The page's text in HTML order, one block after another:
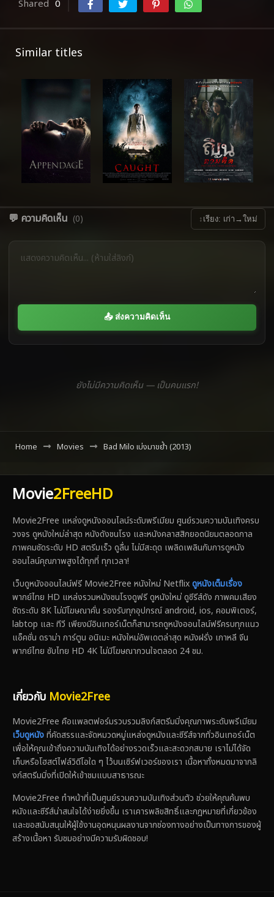
Shared 0
Similar titles
💬 ความคิดเห็น (0) ↕ เรียง: เก่า→ใหม่
📤 ส่งความคิดเห็น
ยังไม่มีความคิดเห็น — เป็นคนแรก!
Home Movies Bad Milo เบ่งมาขย้ำ (2013)
Movie2FreeHD
Movie2Free แหล่งดูหนังออนไลน์ระดับพรีเมียม ศูนย์รวมความบันเทิงครบ
วงจร ดูหนังใหม่ล่าสุด หนังดังชนโรง และหนังคลาสสิกยอดนิยมตลอดกาล
ภาพคมชัดระดับ HD สตรีมเร็ว ดูลื่น ไม่มีสะดุด เพลิดเพลินกับการดูหนัง
ออนไลน์คุณภาพสูงได้ทุกที่ ทุกเวลา!
เว็บดูหนังออนไลน์ฟรี Movie2Free หนังใหม่ Netflixดูหนังเต็มเรื่อง
พากย์ไทย HD แหล่งรวมหนังชนโรงดูฟรี ดูหนังใหม่ ดูซีรีส์ดัง ภาพคมเสียง
ชัดระดับ 8K ไม่มีโฆษณาคั่น รองรับทุกอุปกรณ์ android, ios, คอมพิเตอร์,
labtop และ ทีวี เพียงมีอินเทอร์เน็ตก็สามารถดูหนังออนไลน์ฟรีครบทุกแนว
แอ็คชั่น ดราม่า การ์ตูน อนิเมะ หนังใหม่อัพเดตล่าสุด หนังฝรั่ง เกาหลี จีน
พากย์ไทย ซับไทย HD 4K ไม่มีโฆษณากวนใจตลอด 24 ชม.
เกี่ยวกับ Movie2Free
Movie2Free คือแพลตฟอร์มรวบรวมลิงก์สตรีมมิ่งคุณภาพระดับพรีเมียม
เว็บดูหนังที่คัดสรรและจัดหมวดหมู่แหล่งดูหนังและซีรีส์จากทั่วอินเทอร์เน็ต
เพื่อให้คุณเข้าถึงความบันเทิงได้อย่างรวดเร็วและสะดวกสบาย เราไม่ได้จัด
เก็บหรือโฮสต์ไฟล์วิดีโอใด ๆ ไว้บนเซิร์ฟเวอร์ของเรา เนื้อหาทั้งหมดมาจากลิ
งก์สตรีมมิ่งที่เปิดให้เข้าชมแบบสาธารณะ
Movie2Free ทำหน้าที่เป็นศูนย์รวมความบันเทิงส่วนตัว ช่วยให้คุณค้นพบ
หนังและซีรีส์น่าสนใจได้ง่ายยิ่งขึ้น เราเคารพลิขสิทธิ์และกฎหมายที่เกี่ยวข้อง
และขอสนับสนุนให้ผู้ใช้งานอุดหนุนผลงานจากช่องทางอย่างเป็นทางการของผู้
สร้างเนื้อหา รับชมอย่างมีความรับผิดชอบ!